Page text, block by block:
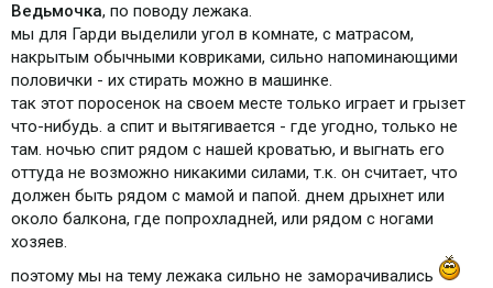
Ведьмочка, по поводу лежака.
мы для Гарди выделили угол в комнате, с матрасом,
накрытым обычными ковриками, сильно напоминающими
половички - их стирать можно в машинке.
так этот поросенок на своем месте только играет и грызет
что-нибудь. а спит и вытягивается - где угодно, только не
там. ночью спит рядом с нашей кроватью, и выгнать его
оттуда не возможно никакими силами, т.к. он считает, что
должен быть рядом с мамой и папой. днем дрыхнет или
около балкона, где попрохладней, или рядом с ногами
хозяев.
поэтому мы на тему лежака сильно не заморачивались